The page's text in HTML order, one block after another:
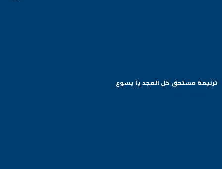
ترنيمة مستحق كل المجد يا يسوع